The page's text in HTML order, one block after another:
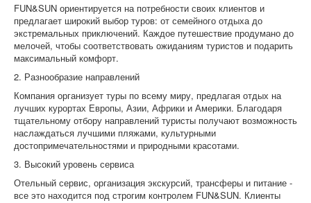
FUN&SUN ориентируется на потребности своих клиентов и
предлагает широкий выбор туров: от семейного отдыха до
экстремальных приключений. Каждое путешествие продумано до
мелочей, чтобы соответствовать ожиданиям туристов и подарить
максимальный комфорт.
2. Разнообразие направлений
Компания организует туры по всему миру, предлагая отдых на
лучших курортах Европы, Азии, Африки и Америки. Благодаря
тщательному отбору направлений туристы получают возможность
наслаждаться лучшими пляжами, культурными
достопримечательностями и природными красотами.
3. Высокий уровень сервиса
Отельный сервис, организация экскурсий, трансферы и питание -
все это находится под строгим контролем FUN&SUN. Клиенты